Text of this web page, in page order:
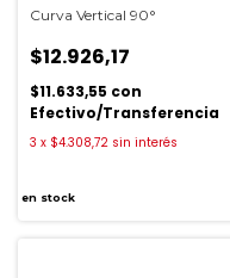
Curva Vertical 90°
$12.926,17
$11.633,55 con
Efectivo/Transferencia
3 x $4.308,72 sin interés
en stock